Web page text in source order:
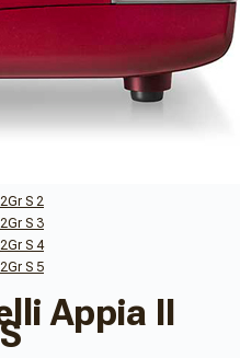
Appia II